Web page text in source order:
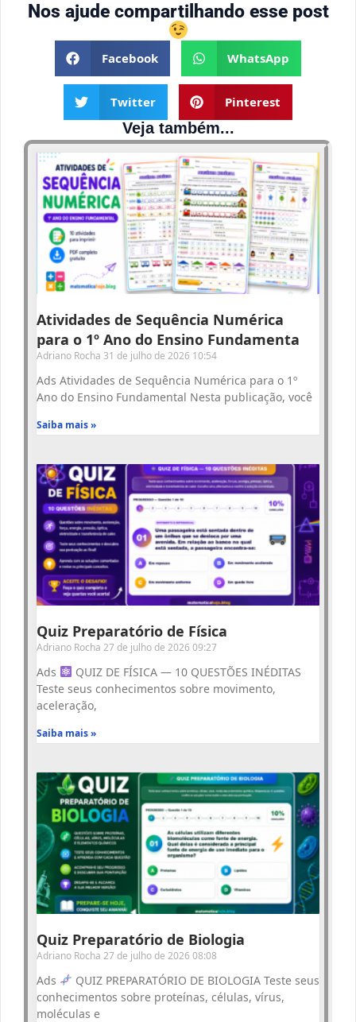
Nos ajude compartilhando esse post
Facebook WhatsApp
Twitter Pinterest
Veja também...
Atividades de Sequência Numérica
para o 1º Ano do Ensino Fundamenta
Adriano Rocha 31 de julho de 2026 10:54
Ads Atividades de Sequência Numérica para o 1º
Ano do Ensino Fundamental Nesta publicação, você
Saiba mais »
Quiz Preparatório de Física
Adriano Rocha 27 de julho de 2026 09:27
Ads
QUIZ DE FÍSICA — 10 QUESTÕES INÉDITAS
Teste seus conhecimentos sobre movimento,
aceleração,
Saiba mais »
Quiz Preparatório de Biologia
Adriano Rocha 27 de julho de 2026 08:08
Ads
QUIZ PREPARATÓRIO DE BIOLOGIA Teste seus
conhecimentos sobre proteínas, células, vírus,
moléculas e